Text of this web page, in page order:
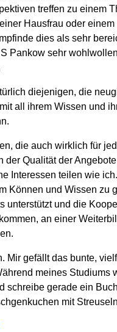
treffen zu einem
Hausfrau oder
dies als sehr
Pankow sehr
diejenigen, die
all ihrem Wissen und
die auch wirklich für
Qualität der
Interessen teilen wie
Können und Wissen
unterstützt und die
an einer
Mir gefällt das bunte,
meines
gerade ein
mit